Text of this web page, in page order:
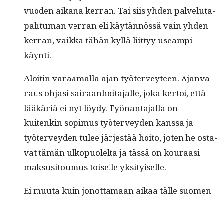
vuo­den aikana ker­ran. Tai siis yhden palve­lu­ta­
pah­tu­man ver­ran eli käytän­nössä vain yhden
ker­ran, vaik­ka tähän kyl­lä liit­tyy use­ampi
käynti.
Aloitin varaa­mal­la ajan työter­vey­teen. Ajan­va­
raus ohjasi sairaan­hoita­jalle, joka ker­toi, että
lääkäriä ei nyt löy­dy. Työ­nan­ta­jal­la on
kuitenkin sopimus työter­vey­den kanssa ja
työter­vey­den tulee jär­jestää hoito, joten he osta­
vat tämän ulkop­uolelta ja tässä on kouraasi
mak­susi­toumus toiselle yksityiselle.
Ei muu­ta kuin jonot­ta­maan aikaa tälle suomen